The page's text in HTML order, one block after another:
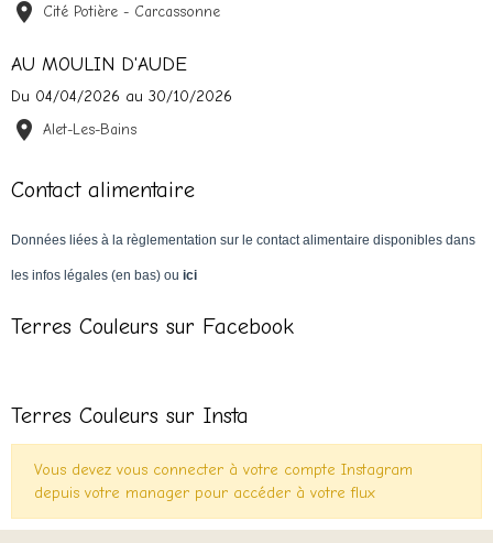
Cité Potière - Carcassonne
AU MOULIN D'AUDE
Du 04/04/2026 au 30/10/2026
Alet-Les-Bains
Contact alimentaire
Données liées à la règlementation sur le contact alimentaire disponibles dans
les infos légales (en bas) ou ici
Terres Couleurs sur Facebook
Terres Couleurs sur Insta
Vous devez vous connecter à votre compte Instagram
depuis votre manager pour accéder à votre flux